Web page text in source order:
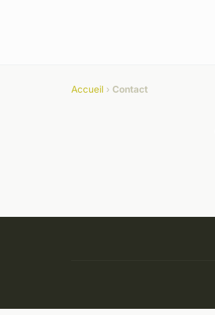
Accueil › Contact